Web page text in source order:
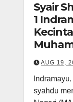
Syair
1
AUG 19,
syahdu